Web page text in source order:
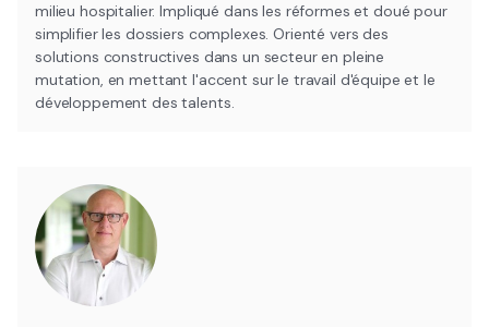
milieu hospitalier. Impliqué dans les réformes et doué pour
simplifier les dossiers complexes. Orienté vers des
solutions constructives dans un secteur en pleine
mutation, en mettant l'accent sur le travail d'équipe et le
développement des talents.